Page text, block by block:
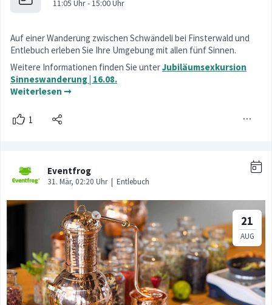
Auf einer Wanderung zwischen Schwändeli bei Finsterwald und
Entlebuch erleben Sie Ihre Umgebung mit allen fünf Sinnen.
Weitere Informationen finden Sie unterJubiläumsexkursion
Sinneswanderung | 16.08.
Weiterlesen ➞